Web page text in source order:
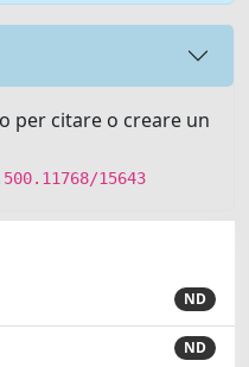
per citare o creare un
15643
ND
ND